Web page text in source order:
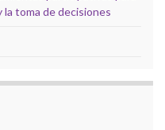
la toma de decisiones